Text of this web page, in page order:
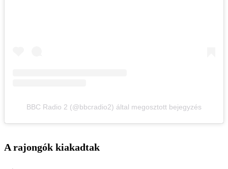
BBC Radio 2 (@bbcradio2) által megosztott bejegyzés
A rajongók kiakadtak